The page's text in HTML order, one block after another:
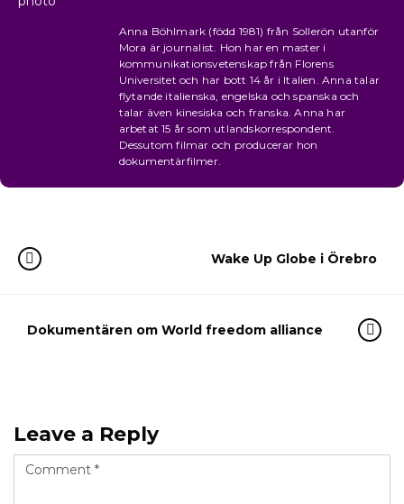
Anna Böhlmark (född 1981) från Sollerön utanför
Mora är journalist. Hon har en master i
kommunikationsvetenskap från Florens
Universitet och har bott 14 år i Italien. Anna talar
flytande italienska, engelska och spanska och
talar även kinesiska och franska. Anna har
arbetat 15 år som utlandskorrespondent.
Dessutom filmar och producerar hon
dokumentärfilmer.
Wake Up Globe i Örebro
Dokumentären om World freedom alliance
Leave a Reply